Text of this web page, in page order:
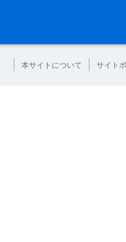
本サイトについて サイト